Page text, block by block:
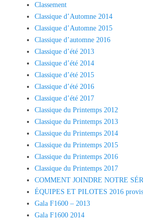
Classement
Classique d’Automne 2014
Classique d’Automne 2015
Classique d’automne 2016
Classique d’été 2013
Classique d’été 2014
Classique d’été 2015
Classique d’été 2016
Classique d’été 2017
Classique du Printemps 2012
Classique du Printemps 2013
Classique du Printemps 2014
Classique du Printemps 2015
Classique du Printemps 2016
Classique du Printemps 2017
COMMENT JOINDRE NOTRE
ÉQUIPES ET PILOTES 2016
Gala F1600 – 2013
Gala F1600 2014